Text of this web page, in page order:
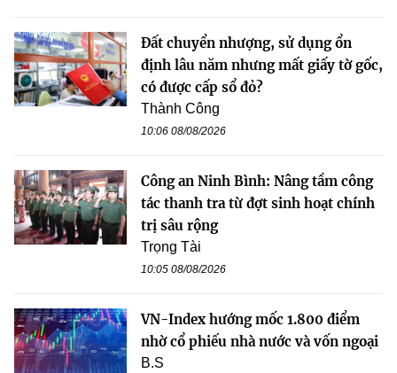
Đất chuyển nhượng, sử dụng ổn
định lâu năm nhưng mất giấy tờ gốc,
có được cấp sổ đỏ?
Thành Công
10:06 08/08/2026
Công an Ninh Bình: Nâng tầm công
tác thanh tra từ đợt sinh hoạt chính
trị sâu rộng
Trọng Tài
10:05 08/08/2026
VN-Index hướng mốc 1.800 điểm
nhờ cổ phiếu nhà nước và vốn ngoại
B.S